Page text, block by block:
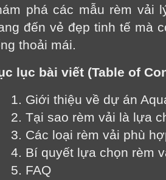
phá các mẫu rèm
đến vẻ đẹp tinh tế mà
thoải mái.
lục bài viết (Table of
1. Giới thiệu về dự án
2. Tại sao rèm vải là lựa
3. Các loại rèm vải phù
4. Bí quyết lựa chọn rèm
5. FAQ